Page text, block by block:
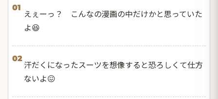
01
えぇーっ？ こんなの漫画の中だけかと思っていた
よ😆
02
汗だくになったスーツを想像すると恐ろしくて仕方
ないよ😖